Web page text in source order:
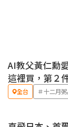
AI教父黃仁勳
這裡買，第２
全台 ＃十二月